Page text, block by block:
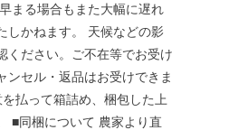
まる場合もまた大幅に遅れ
しかねます。 天候などの影
ください。ご不在等でお受け
セル・返品はお受けできま
払って箱詰め、梱包した上
■同梱について 農家より直